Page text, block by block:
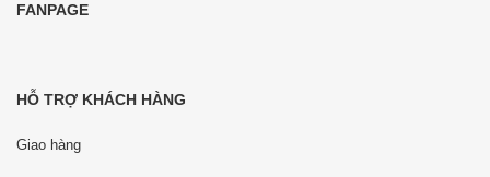
FANPAGE
HỖ TRỢ KHÁCH HÀNG
Giao hàng